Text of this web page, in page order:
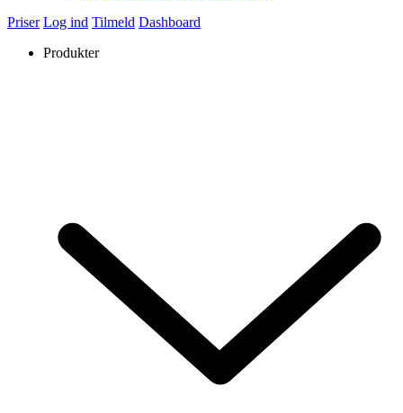
Priser Log ind Tilmeld Dashboard
Produkter